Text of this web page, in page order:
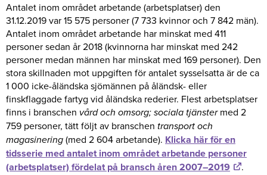
Antalet inom området arbetande (arbetsplatser) den
31.12.2019 var 15 575 personer (7 733 kvinnor och 7 842 män).
Antalet inom området arbetande har minskat med 411
personer sedan år 2018 (kvinnorna har minskat med 242
personer medan männen har minskat med 169 personer). Den
stora skillnaden mot uppgiften för antalet sysselsatta är de ca
1 000 icke-åländska sjömännen på åländsk- eller
finskflaggade fartyg vid åländska rederier. Flest arbetsplatser
finns i branschen vård och omsorg; sociala tjänstermed 2
759 personer, tätt följt av branschen transport och
magasinering(med 2 604 arbetande). Klicka här för en
tidsserie med antalet inom området arbetande personer
(arbetsplatser) fördelat på bransch åren 2007–2019
.